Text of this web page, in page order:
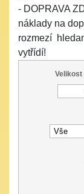
- DOPRAVA
náklady na
rozmezí
vytřídí!
Velikost